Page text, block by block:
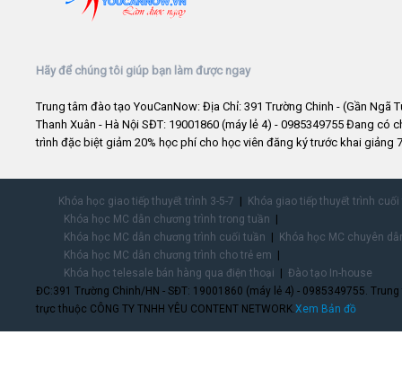
Hãy để chúng tôi giúp bạn làm được ngay
Trung tâm đào tạo YouCanNow: Địa Chỉ: 391 Trường Chinh - (Gần Ngã
Thanh Xuân - Hà Nội SĐT: 19001860 (máy lẻ 4) - 0985349755 Đang có
trình đặc biệt giảm 20% học phí cho học viên đăng ký trước khai giảng
Khóa học giao tiếp thuyết trình 3-5-7
Khóa giao tiếp thuyết trình
Khóa học MC dẫn chương trình trong tuần
Khóa học MC dẫn chương trình cuối tuần
Khóa học MC chuyên
Khóa học MC dẫn chương trình cho trẻ em
Khóa học telesale bán hàng qua điện thoại
Đào tạo In-house
ĐC:391 Trường Chinh/HN - SĐT: 19001860 (máy lẻ 4) - 0985349755.
trực thuộc CÔNG TY TNHH YÊU CONTENT NETWORK.Xem Bản đồ